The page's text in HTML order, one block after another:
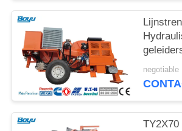
negotiable